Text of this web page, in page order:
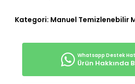
Kategori: Manuel Temizlenebilir
Ürün Hakkında